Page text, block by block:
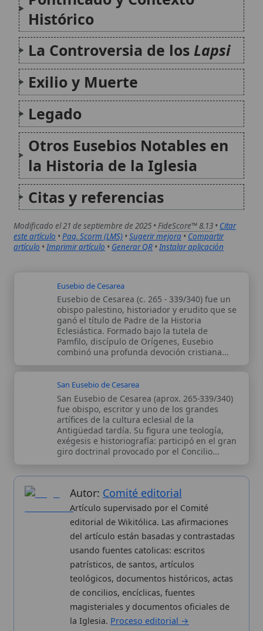
Citas y referencias
Modificado el 21 de septiembre de 2025 •FideScore™ 8.13•Citar
este artículo•Paq. Scorm (LMS)•Sugerir mejora •Compartir
artículo•Imprimir artículo•Generar QR• Instalar aplicación
Eusebio de Cesarea
Eusebio de Cesarea (c. 265 - 339/340) fue un
obispo palestino, historiador y erudito que se
ganó el título de Padre de la Historia
Eclesiástica. Formado bajo la tutela de
Pamfilo, discípulo de Orígenes, Eusebio
combinó una profunda devoción cristiana...
San Eusebio de Cesarea
San Eusebio de Cesarea (aprox. 265-339/340)
fue obispo, escritor y uno de los grandes
artífices de la cultura eclesial de la
Antigüedad tardía. Su figura une teología,
exégesis e historiografía: participó en el gran
giro doctrinal provocado por el Concilio...
Autor:
Artículo supervisado por el Comité
editorial de Wikitólica. Las afirmaciones
del artículo están basadas y contrastadas
usando fuentes catolicas: escritos
patrísticos, de santos, artículos
teológicos, documentos históricos, actas
magisteriales y documentos oficiales de
la Iglesia.Proceso editorial →
Wikitólica © 2026. Enciclopedia del patrimonio doctrinal,
histórico y litúrgico de la Iglesia Católica. Parte de la red formativa
Curso Católico,Buscador CatólicoyCustodio Animae. Con
Valencia, España.ISSN: 3101-7339. Bajo el patrocinio de San
Sobre nosotros
Proceso editorial
Publicación seriada
Datos abiertos
Estadísticas
Política de privacidad
Categorias
Más visitados
Nuevas entradas
Cambios recientes
Aplicaciones
Kit de Prensa
Widgets para tu web
Canal de WhatsApp
Únete · publicación regular
Perfil de Instagram
Síguenos · @wikitolica